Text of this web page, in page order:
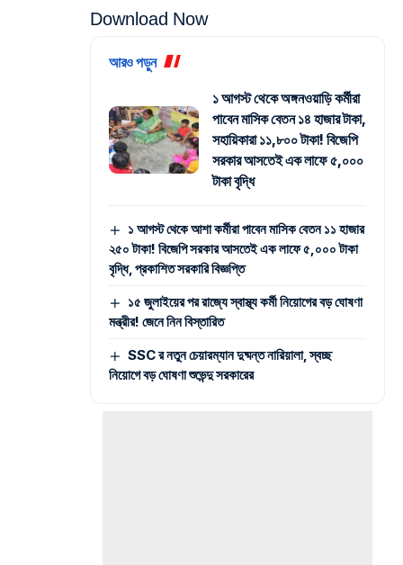
Download Now
আরও পড়ুন
১ আগস্ট থেকে অঙ্গনওয়াড়ি কর্মীরা
পাবেন মাসিক বেতন ১৪ হাজার টাকা,
সহায়িকারা ১১,৮০০ টাকা! বিজেপি
সরকার আসতেই এক লাফে ৫,০০০
টাকা বৃদ্ধি
১ আগস্ট থেকে আশা কর্মীরা পাবেন মাসিক বেতন ১১ হাজার
২৫০ টাকা! বিজেপি সরকার আসতেই এক লাফে ৫,০০০ টাকা
বৃদ্ধি, প্রকাশিত সরকারি বিজ্ঞপ্তি
১৫ জুলাইয়ের পর রাজ্যে স্বাস্থ্য কর্মী নিয়োগের বড় ঘোষণা
মন্ত্রীর! জেনে নিন বিস্তারিত
SSC র নতুন চেয়ারম্যান দুষ্মন্ত নারিয়ালা, স্বচ্ছ
নিয়োগে বড় ঘোষণা শুভেন্দু সরকারের